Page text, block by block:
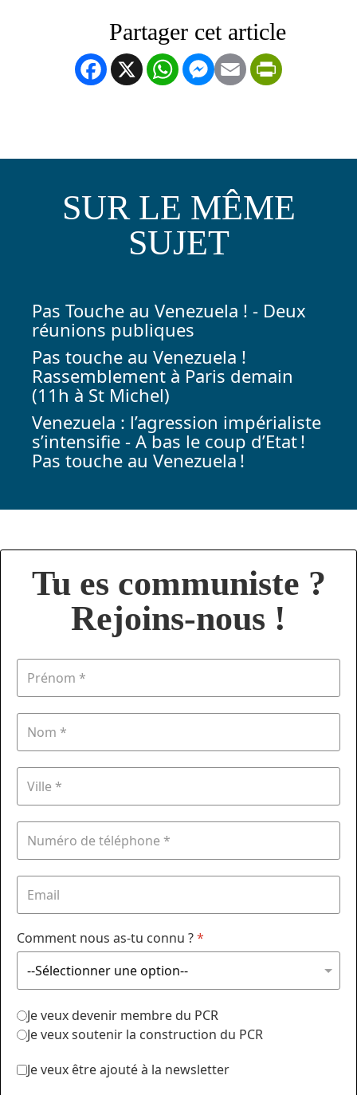
Facebook
X WhatsApp
Messenger
Email
SUR LE MÊME
SUJET
Pas Touche au Venezuela ! - Deux
réunions publiques
Pas touche au Venezuela !
Rassemblement à Paris demain
(11h à St Michel)
Venezuela : l’agression impérialiste
s’intensifie - A bas le coup d’Etat !
Pas touche au Venezuela !
Tu es communiste ?
Rejoins-nous !
Comment nous as-tu connu ?*
Je veux devenir membre du PCR
Je veux soutenir la construction du PCR
Je veux être ajouté à la newsletter